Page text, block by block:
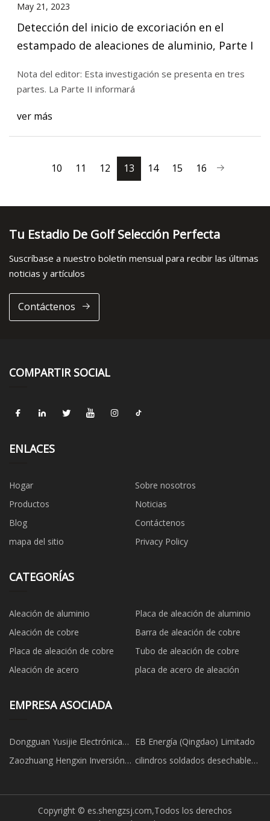
May 21, 2023
Detección del inicio de excoriación en el
estampado de aleaciones de aluminio, Parte I
Nota del editor: Esta investigación se presenta en tres
partes. La Parte II informará
ver más
10 11 12 13 14 15 16
Tu Estadio De Golf Selección Perfecta
Suscríbase a nuestro boletín mensual para recibir las últimas
noticias y artículos
Contáctenos
COMPARTIR SOCIAL
ENLACES
Hogar
Sobre nosotros
Productos
Noticias
Blog
Contáctenos
mapa del sitio
Privacy Policy
CATEGORÍAS
Aleación de aluminio
Placa de aleación de aluminio
Aleación de cobre
Barra de aleación de cobre
Placa de aleación de cobre
Tubo de aleación de cobre
Aleación de acero
placa de acero de aleación
EMPRESA ASOCIADA
Dongguan Yusijie Electrónica
Co., Limitado.
EB Energía (Qingdao) Limitado
Zaozhuang Hengxin Inversión
cilindros soldados desechables
Copyright © es.shengzsj.com,Todos los derechos